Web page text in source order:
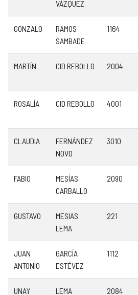
VÁZQUEZ
GONZALO
RAMOS
SAMBADE
1164
MARTÍN CID REBOLLO 2004
ROSALÍA CID REBOLLO 4001
CLAUDIA
FERNÁNDEZ
NOVO
3010
FABIO
MESÍAS
CARBALLO
2090
GUSTAVO
MESIAS
LEMA
221
JUAN
ANTONIO
GARCÍA
ESTÉVEZ
1112
UNAY LEMA 2084